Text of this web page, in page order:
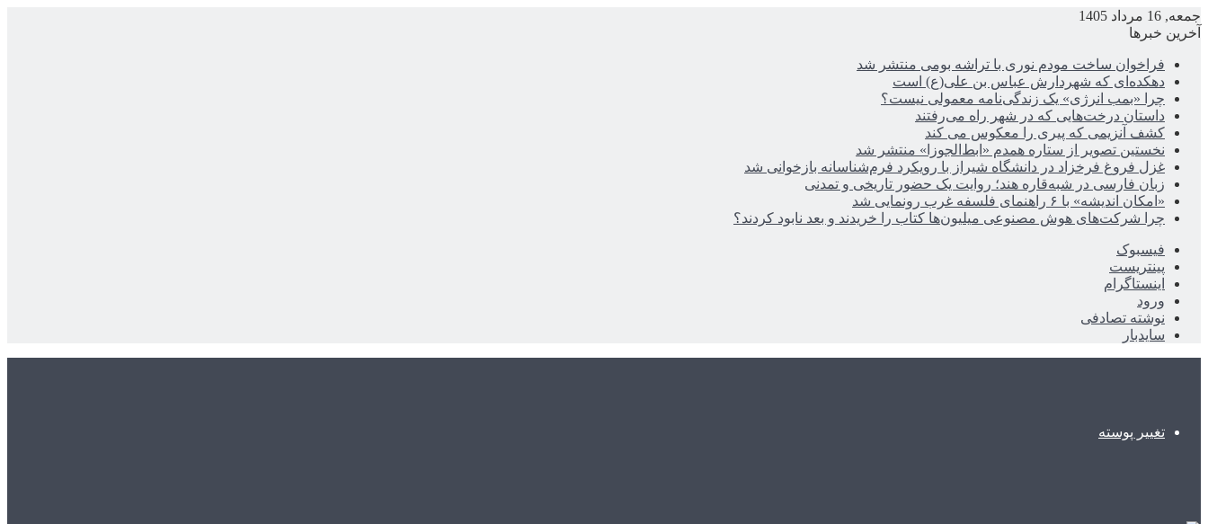
جمعه, 16 مرداد 1405
آخرین خبرها
فراخوان ساخت مودم نوری با تراشه بومی منتشر شد
دهکده‌ای که شهردارش عباس بن علی(ع) است
چرا «بمب انرژی» یک زندگی‌نامه معمولی نیست؟
داستان درخت‌هایی که در شهر راه می‌رفتند
کشف آنزیمی که پیری را معکوس می کند
نخستین تصویر از ستاره همدم «ابط‌الجوزا» منتشر شد
غزل فروغ فرخزاد در دانشگاه شیراز با رویکرد فرم‌شناسانه بازخوانی شد
زبان فارسی در شبه‌قاره هند؛ روایت یک حضور تاریخی و تمدنی
«امکان اندیشه» با ۶ راهنمای فلسفه غرب رونمایی شد
چرا شرکت‌های هوش مصنوعی میلیون‌ها کتاب را خریدند و بعد نابود کردند؟
فیسبوک
پینتریست
اینستاگرام
ورود
نوشته تصادفی
سایدبار
تغییر پوسته